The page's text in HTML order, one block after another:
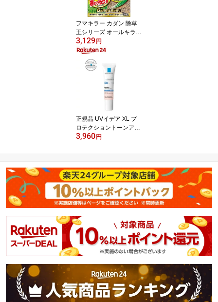
フマキラー カダン 除草
王シリーズ オールキラー
粒剤(3kg)【カダン】
3,129 円
正規品 UVイデア XL プ
ロテクショントーンアッ
プ ローズ(30ml)【lvp】
3,960 円